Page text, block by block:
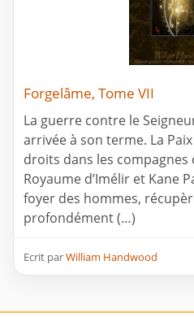
Forgelâme, Tome VII
La guerre contre le
arrivée à son terme. La
droits dans les compagnes
Royaume d’Imélir et Kane
foyer des hommes,
profondément (…)
Ecrit parWilliam Handwood